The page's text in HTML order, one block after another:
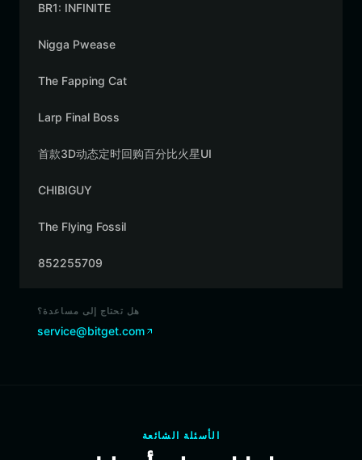
BR1: INFINITE
Nigga Pwease
The Fapping Cat
Larp Final Boss
首款3D动态定时回购百分比火星UI
CHIBIGUY
The Flying Fossil
852255709
هل تحتاج إلى مساعدة؟
service@bitget.com
الأسئلة الشائعة